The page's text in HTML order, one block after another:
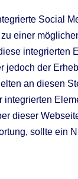
Social
einer
integrierten
jedoch der
an diesen
dieser
sollte ein